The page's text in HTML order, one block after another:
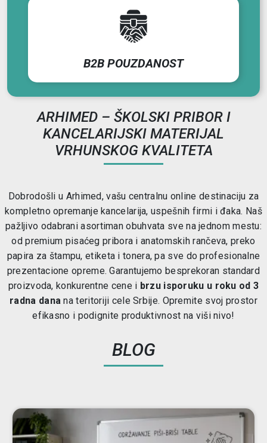
B2B POUZDANOST
ARHIMED – ŠKOLSKI PRIBOR I
KANCELARIJSKI MATERIJAL
VRHUNSKOG KVALITETA
Dobrodošli u Arhimed, vašu centralnu online destinaciju za
kompletno opremanje kancelarija, uspešnih firmi i đaka. Naš
pažljivo odabrani asortiman obuhvata sve na jednom mestu:
od premium pisaćeg pribora i anatomskih rančeva, preko
papira za štampu, etiketa i tonera, pa sve do profesionalne
prezentacione opreme. Garantujemo besprekoran standard
proizvoda, konkurentne cene i brzu isporuku u roku od 3
radna dana na teritoriji cele Srbije. Opremite svoj prostor
efikasno i podignite produktivnost na viši nivo!
BLOG